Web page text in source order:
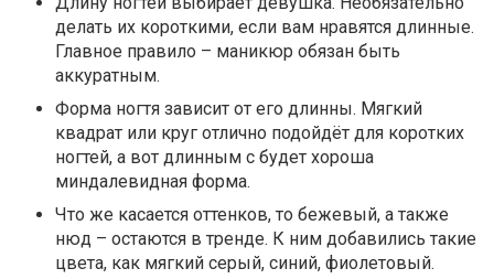
делать их короткими, если вам нравятся длинные.
Главное правило – маникюр обязан быть
аккуратным.
Форма ногтя зависит от его длинны. Мягкий
квадрат или круг отлично подойдёт для коротких
ногтей, а вот длинным с будет хороша
миндалевидная форма.
Что же касается оттенков, то бежевый, а также
нюд – остаются в тренде. К ним добавились такие
цвета, как мягкий серый, синий, фиолетовый.